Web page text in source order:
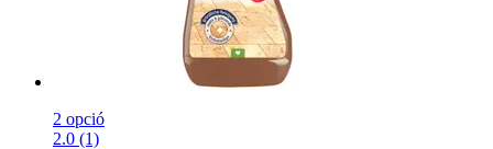
2 opció
2.0 (1)